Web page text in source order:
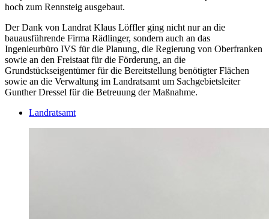
hoch zum Rennsteig ausgebaut.
Der Dank von Landrat Klaus Löffler ging nicht nur an die
bauausführende Firma Rädlinger, sondern auch an das
Ingenieurbüro IVS für die Planung, die Regierung von Oberfranken
sowie an den Freistaat für die Förderung, an die
Grundstückseigentümer für die Bereitstellung benötigter Flächen
sowie an die Verwaltung im Landratsamt um Sachgebietsleiter
Gunther Dressel für die Betreuung der Maßnahme.
Landratsamt